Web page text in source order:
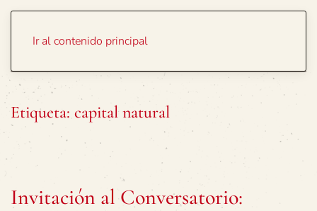
Ir al contenido principal
Etiqueta: capital natural
Invitación al Conversatorio: